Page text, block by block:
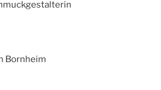
Bornheim